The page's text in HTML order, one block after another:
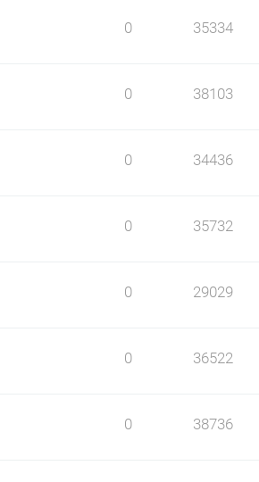
0 35334
0 38103
0 34436
0 35732
0 29029
0 36522
0 38736